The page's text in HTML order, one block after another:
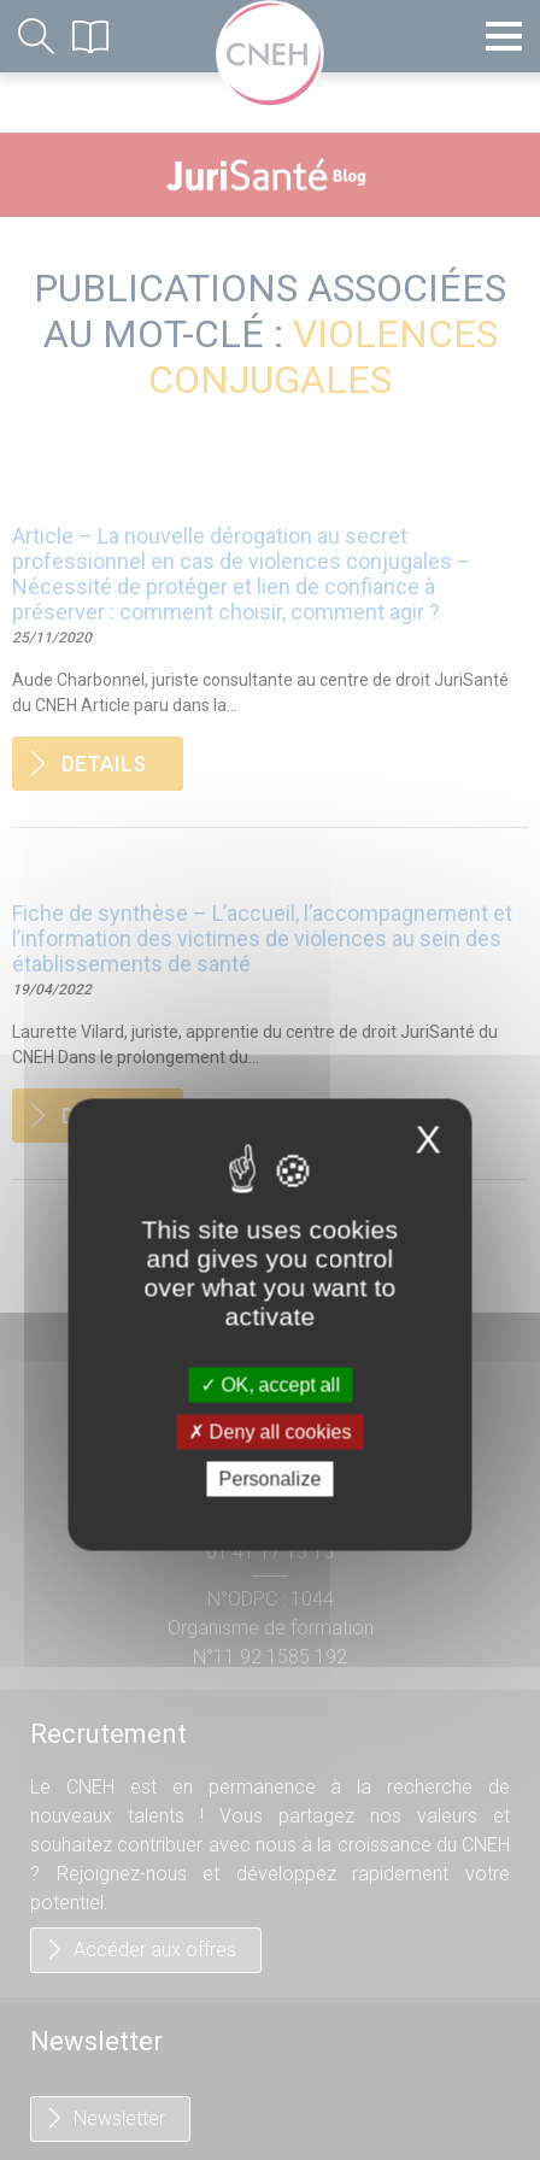
PUBLICATIONS ASSOCIÉES
AU MOT-CLÉ : VIOLENCES
CONJUGALES
Article – La nouvelle dérogation au secret
professionnel en cas de violences conjugales –
Nécessité de protéger et lien de confiance à
préserver : comment choisir, comment agir ?
25/11/2020
Aude Charbonnel, juriste consultante au centre de droit JuriSanté
du CNEH Article paru dans la...
DETAILS
Fiche de synthèse – L’accueil, l’accompagnement et
l’information des victimes de violences au sein des
établissements de santé
19/04/2022
Laurette Vilard, juriste, apprentie du centre de droit JuriSanté du
CNEH Dans le prolongement du...
DETAILS
3 rue Danton
92240 Malakoff
01 41 17 15 15
N°ODPC : 1044
Organisme de formation
N°11 92 1585 192
Recrutement
Le CNEH est en permanence à la recherche de
nouveaux talents ! Vous partagez nos valeurs et
souhaitez contribuer avec nous à la croissance du CNEH
? Rejoignez-nous et développez rapidement votre
potentiel.
Accéder aux offres
Newsletter
Newsletter
X
This site uses cookies
and gives you control
over what you want to
activate
OK, accept all
Deny all cookies
Personalize